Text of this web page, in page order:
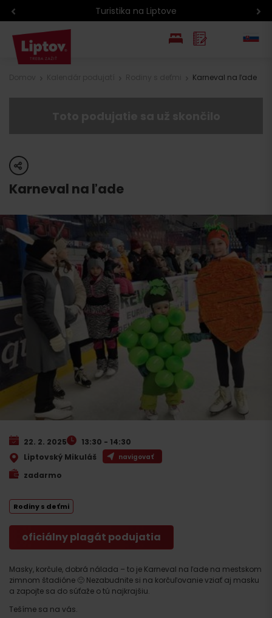
Turistika na Liptove
Karneval na ľade
share
Karneval na ľade
Masky, korčule, dobrá nálada – to je Karneval na ľade na mestskom
zimnom štadióne 🙂 Nezabudnite si na korčuľovanie vziať aj masku
a zapojte sa do súťaže o tú najkrajšiu.
Tešíme sa na vás.
22. 2. 2025
13:30 - 14:30
Liptovský Mikuláš
navigovať
zadarmo
Rodiny s deťmi
oficiálny plagát podujatia